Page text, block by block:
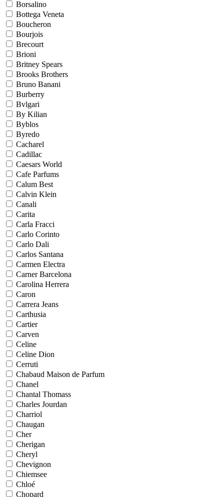
Borsalino
Bottega Veneta
Boucheron
Bourjois
Brecourt
Brioni
Britney Spears
Brooks Brothers
Bruno Banani
Burberry
Bvlgari
By Kilian
Byblos
Byredo
Cacharel
Cadillac
Caesars World
Cafe Parfums
Calum Best
Calvin Klein
Canali
Carita
Carla Fracci
Carlo Corinto
Carlo Dali
Carlos Santana
Carmen Electra
Carner Barcelona
Carolina Herrera
Caron
Carrera Jeans
Carthusia
Cartier
Carven
Celine
Celine Dion
Cerruti
Chabaud Maison de Parfum
Chanel
Chantal Thomass
Charles Jourdan
Charriol
Chaugan
Cher
Cherigan
Cheryl
Chevignon
Chiemsee
Chloé
Chopard